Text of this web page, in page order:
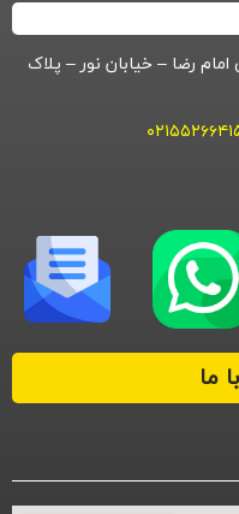
رضا – خیابان نور – پلاک
ما